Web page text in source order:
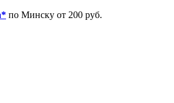
по Минску от 200 руб.